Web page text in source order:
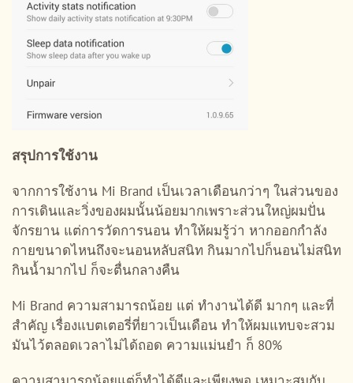
สรุปการใช้งาน
จากการใช้งาน Mi Brand เป็นเวลาเดือนกว่าๆ ในส่วนของ
การเดินและวิ่งของผมนั้นน้อยมากเพราะส่วนใหญ่ผมปั่น
จักรยาน แต่การวัดการนอน ทำให้ผมรู้ว่า หากออกกำลัง
กายขนาดไหนถึงจะนอนหลับสนิท กินมากไปก็นอนไม่สนิท
กินน้ำมากไป ก็จะตื่นกลางคืน
Mi Brand ความสามารถน้อย แต่ ทำงานได้ดี มากๆ และที่
สำคัญ เรื่องแบตเตอรี่ที่ยาวเป็นเดือน ทำให้ผมแทบจะสวม
มันไว้ตลอดเวลาไม่ได้ถอด ความแม่นยำ ก็ 80%